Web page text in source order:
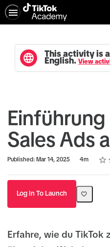
This activity is
English. View
Sales Ads
Published: Mar 14, 2025
Duration 4m 1
2
3
4
5
Average rating: 0
No reviews
Log In To Launch
Erfahre, wie du TikTok